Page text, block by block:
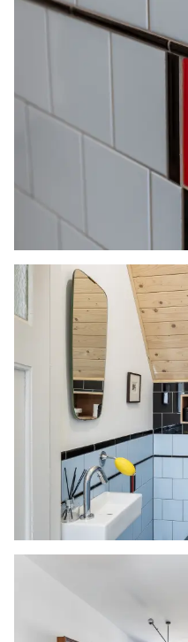
afrondingen of
van de meting. Indien
koper van cruciaal
deze zelf na te
zullen, indien
gelegenheid gesteld
moment teneinde
Ouderdomsclausule
jaar zal er standaard
ouderdomsclausule
Notariskeuze en kosten
In principe ligt de
doorhalen van de
het kadaster moet
worden. Zijn de
hoger dan € 400,-
meerdere bij de koper
Indien de koper een
straal van 20
onroerende zaak dan
die de notaris
behoeve van de